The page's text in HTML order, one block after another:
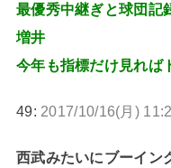
最優秀中継ぎと球団記
増井
今年も指標だけ見れば
49: 2017/10/16(月)
西武みたいにブーイン